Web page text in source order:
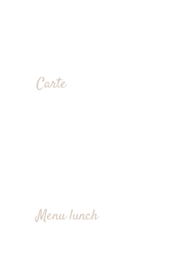
Carte
Menu lunch